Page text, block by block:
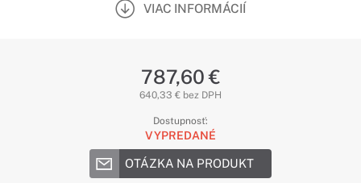
VIAC INFORMÁCIÍ
787,60 €
640,33 € bez DPH
Dostupnosť:
VYPREDANÉ
OTÁZKA NA PRODUKT